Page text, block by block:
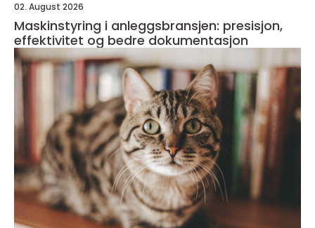
02. August 2026
Maskinstyring i anleggsbransjen: presisjon,
effektivitet og bedre dokumentasjon